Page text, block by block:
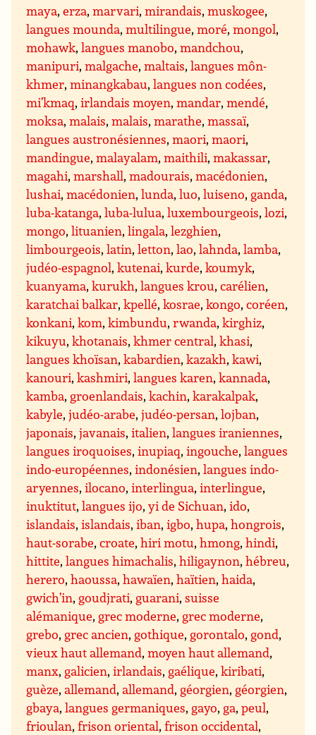
maya,erza,marvari,mirandais,muskogee,
langues mounda,multilingue,moré,mongol,
mohawk,langues manobo,mandchou,
manipuri,malgache,maltais,langues môn-
khmer,minangkabau,langues non codées,
mi’kmaq,irlandais moyen,mandar,mendé,
moksa,malais,malais,marathe,massaï,
langues austronésiennes,maori,maori,
mandingue,malayalam,maithili,makassar,
magahi,marshall,madourais,macédonien,
lushai,macédonien,lunda,luo,luiseno, ganda,
luba-katanga,luba-lulua,luxembourgeois,lozi,
mongo,lituanien,lingala,lezghien,
limbourgeois,latin,letton,lao,lahnda,lamba,
judéo-espagnol,kutenai,kurde,koumyk,
kuanyama,kurukh,langues krou,carélien,
karatchai balkar,kpellé,kosrae,kongo,coréen,
konkani,kom,kimbundu,rwanda,kirghiz,
kikuyu,khotanais,khmer central,khasi,
langues khoïsan,kabardien,kazakh,kawi,
kanouri,kashmiri,langues karen,kannada,
kamba, groenlandais,kachin,karakalpak,
kabyle,judéo-arabe,judéo-persan,lojban,
japonais,javanais,italien,langues iraniennes,
langues iroquoises,inupiaq,ingouche,langues
indo-européennes,indonésien,langues indo-
aryennes,ilocano,interlingua,interlingue,
inuktitut,langues ijo,yi de Sichuan,ido,
islandais,islandais,iban,igbo,hupa,hongrois,
haut-sorabe,croate,hiri motu,hmong,hindi,
hittite,langues himachalis,hiligaynon,hébreu,
herero,haoussa,hawaïen,haïtien,haida,
gwich’in, goudjrati, guarani,suisse
alémanique, grec moderne, grec moderne,
grebo, grec ancien, gothique, gorontalo, gond,
vieux haut allemand,moyen haut allemand,
manx, galicien,irlandais, gaélique,kiribati,
guèze,allemand,allemand, géorgien, géorgien,
gbaya,langues germaniques, gayo, ga,peul,
frioulan,frison oriental,frison occidental,